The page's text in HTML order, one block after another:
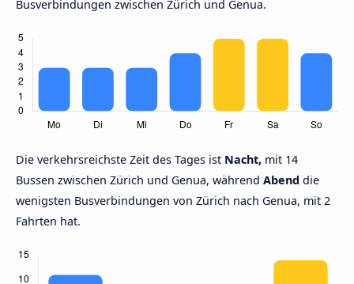
Busverbindungen zwischen Zürich und Genua.
Die verkehrsreichste Zeit des Tages ist Nacht, mit 14
Bussen zwischen Zürich und Genua, während Abend die
wenigsten Busverbindungen von Zürich nach Genua, mit 2
Fahrten hat.